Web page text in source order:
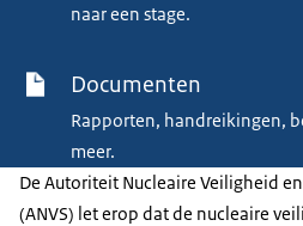
naar een stage.
Documenten
Rapporten, handreikingen,
meer.
De Autoriteit Nucleaire Veiligheid
(ANVS) let erop dat de nucleaire